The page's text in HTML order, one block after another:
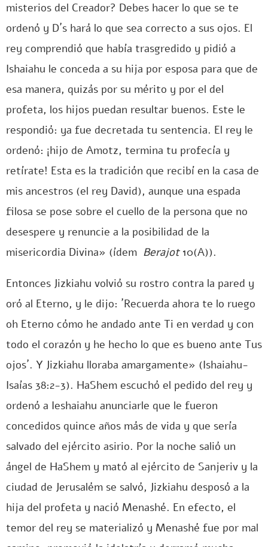
misterios del Creador? Debes hacer lo que se te
ordenó y D´s hará lo que sea correcto a sus ojos. El
rey comprendió que había trasgredido y pidió a
Ishaiahu le conceda a su hija por esposa para que de
esa manera, quizás por su mérito y por el del
profeta, los hijos puedan resultar buenos. Este le
respondió: ya fue decretada tu sentencia. El rey le
ordenó: ¡hijo de Amotz, termina tu profecía y
retírate! Esta es la tradición que recibí en la casa de
mis ancestros (el rey David), aunque una espada
filosa se pose sobre el cuello de la persona que no
desespere y renuncie a la posibilidad de la
misericordia Divina» (ídem Berajot10(A)).
Entonces Jizkiahu volvió su rostro contra la pared y
oró al Eterno, y le dijo: ´Recuerda ahora te lo ruego
oh Eterno cómo he andado ante Ti en verdad y con
todo el corazón y he hecho lo que es bueno ante Tus
ojos´. Y Jizkiahu lloraba amargamente» (Ishaiahu-
Isaías 38:2-3). HaShem escuchó el pedido del rey y
ordenó a Ieshaiahu anunciarle que le fueron
concedidos quince años más de vida y que sería
salvado del ejército asirio. Por la noche salió un
ángel de HaShem y mató al ejército de Sanjeriv y la
ciudad de Jerusalém se salvó, Jizkiahu desposó a la
hija del profeta y nació Menashé. En efecto, el
temor del rey se materializó y Menashé fue por mal